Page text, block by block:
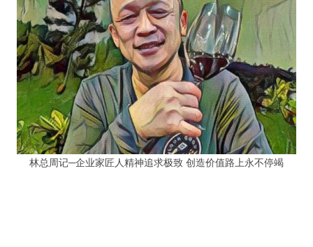
林总周记─企业家匠人精神追求极致 创造价值路上永不停竭